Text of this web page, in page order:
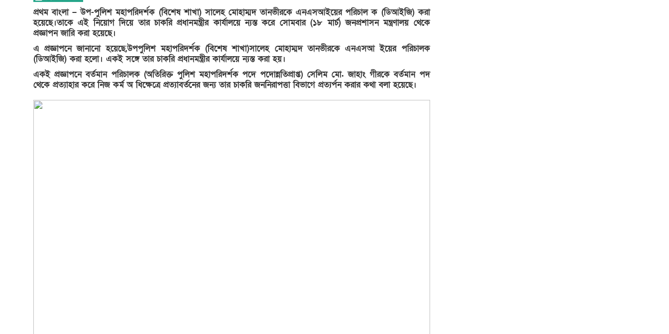
প্রথম বাংলা – উপ-পুলিশ মহাপরিদর্শক (বিশেষ শাখা) সালেহ মোহাম্মদ তানভীরকে এনএসআইয়ের পরিচাল ক (ডিআইজি) করা
হয়েছে।তাকে এই নিয়োগ দিয়ে তার চাকরি প্রধানমন্ত্রীর কার্যালয়ে ন্যস্ত করে সোমবার (১৮ মার্চ) জনপ্রশাসন মন্ত্রণালয় থেকে
প্রজ্ঞাপন জারি করা হয়েছে।
এ প্রজ্ঞাপনে জানানো হয়েছে,উপপুলিশ মহাপরিদর্শক (বিশেষ শাখা)সালেহ মোহাম্মদ তানভীরকে এনএসআ ইয়ের পরিচালক
(ডিআইজি) করা হলো। একই সঙ্গে তার চাকরি প্রধানমন্ত্রীর কার্যালয়ে ন্যস্ত করা হয়।
একই প্রজ্ঞাপনে বর্তমান পরিচালক (অতিরিক্ত পুলিশ মহাপরিদর্শক পদে পদোন্নতিপ্রাপ্ত) সেলিম মো. জাহাং গীরকে বর্তমান পদ
থেকে প্রত্যাহার করে নিজ কর্ম অ ধিক্ষেত্রে প্রত্যাবর্তনের জন্য তার চাকরি জননিরাপত্তা বিভাগে প্রত্যর্পন করার কথা বলা হয়েছে।